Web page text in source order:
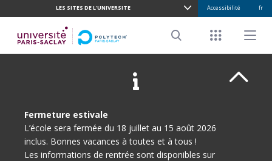
CONTENU
PRINCIPAL
LES SITES DE L'UNIVERSITE Accessibilité fr
Menu Menu
Fermeture estivale
L’école sera fermée du 18 juillet au 15 août 2026
inclus. Bonnes vacances à toutes et à tous !
Les informations de rentrée sont disponibles sur